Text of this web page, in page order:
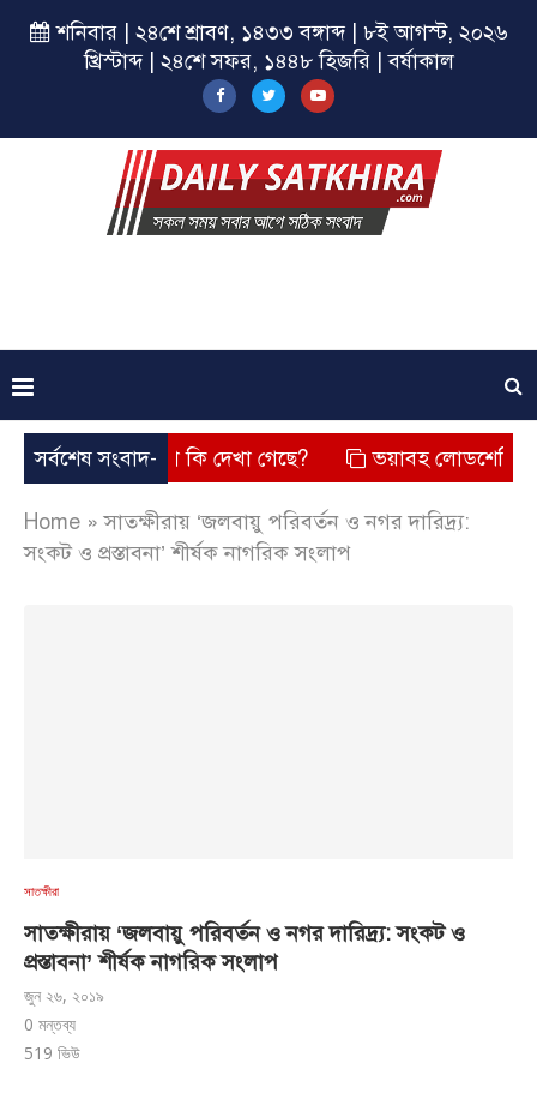
শনিবার | ২৪শে শ্রাবণ, ১৪৩৩ বঙ্গাব্দ | ৮ই আগস্ট, ২০২৬
খ্রিস্টাব্দ | ২৪শে সফর, ১৪৪৮ হিজরি | বর্ষাকাল
সর্বশেষ সংবাদ-
তার চেহারা কি দেখা গেছে? ভয়াবহ লোডশেডিং, বিদ্যুত –
Home »সাতক্ষীরায় ‘জলবায়ু পরিবর্তন ও নগর দারিদ্র্য:
সংকট ও প্রস্তাবনা’ শীর্ষক নাগরিক সংলাপ
সাতক্ষীরা
সাতক্ষীরায় ‘জলবায়ু পরিবর্তন ও নগর দারিদ্র্য: সংকট ও
প্রস্তাবনা’ শীর্ষক নাগরিক সংলাপ
জুন ২৬, ২০১৯
0 মন্তব্য
519 ভিউ